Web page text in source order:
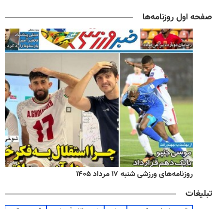
صفحه اول روزنامه‌ها
روزنامه‌های ورزشی شنبه ۱۷ مرداد ۱۴۰۵
تبلیغات